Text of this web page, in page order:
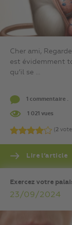
Cher ami,
est évidemment
qu’il se ...
1 commentaire .
1 021 vues
(2
Lire l’article
Exercez votre
23/09/2024